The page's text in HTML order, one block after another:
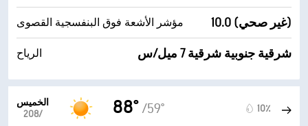
مؤشر الأشعة فوق البنفسجية القصوى 10.0 (غير صحي)
الرياح شرقية جنوبية شرقية 7 ميل/س
الخميس
20‏/‏8
88° /59° 10٪